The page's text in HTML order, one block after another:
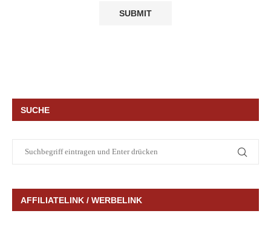
SUCHE
AFFILIATELINK / WERBELINK